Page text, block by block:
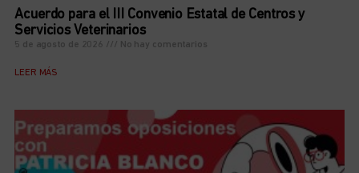
Acuerdo para el III Convenio Estatal de Centros y
Servicios Veterinarios
5 de agosto de 2026 No hay comentarios
LEER MÁS